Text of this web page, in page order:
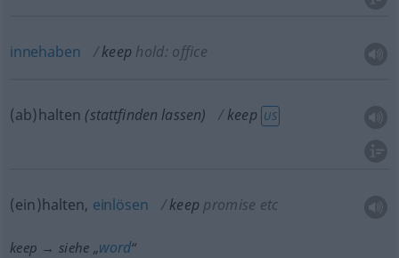
innehaben keep hold: office
(ab)halten (stattfinden lassen) keep US
(ein)halten, einlösen keep promise etc
keep → siehe „word“